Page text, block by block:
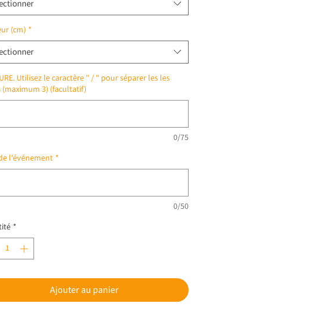
(cm) *
Utilisez le caractère " / " pour séparer les les
(maximum 3) (facultatif)
0/75
l'événement *
0/50
*
Ajouter au panier